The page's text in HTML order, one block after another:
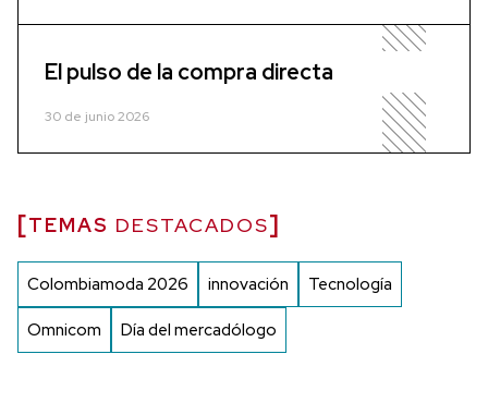
El pulso de la compra directa
30 de junio 2026
TEMAS DESTACADOS
Colombiamoda 2026 innovación Tecnología
Omnicom Día del mercadólogo